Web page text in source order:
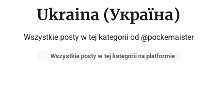
Ukraina (Україна)
Wszystkie posty w tej kategorii od @pockemaister
Wszystkie posty w tej kategorii na platformie